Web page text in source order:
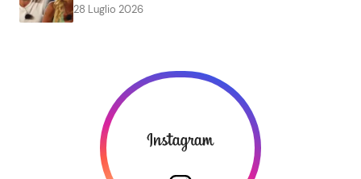
28 Luglio 2026